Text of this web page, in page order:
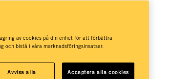
av cookies på din enhet för att förbättra
och bistå i våra marknadsföringsinsatser.
Avvisa alla Acceptera alla cookies